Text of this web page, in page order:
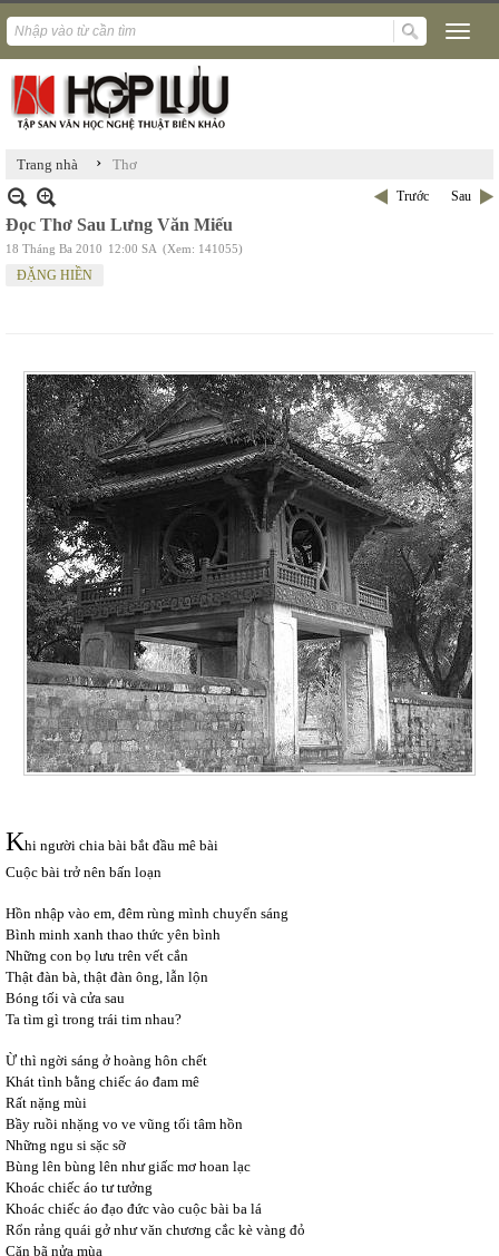
Trang nhà › Thơ
Trước Sau
Đọc Thơ Sau Lưng Văn Miếu
18 Tháng Ba 2010 12:00 SA (Xem: 141055)
ĐẶNG HIỀN
Khi người chia bài bắt đầu mê bài
Cuộc bài trở nên bấn loạn
Hồn nhập vào em, đêm rùng mình chuyển sáng
Bình minh xanh thao thức yên bình
Những con bọ lưu trên vết cắn
Thật đàn bà, thật đàn ông, lẫn lộn
Bóng tối và cửa sau
Ta tìm gì trong trái tim nhau?
Ừ thì ngời sáng ở hoàng hôn chết
Khát tình bằng chiếc áo đam mê
Rất nặng mùi
Bầy ruồi nhặng vo ve vũng tối tâm hồn
Những ngu si sặc sỡ
Bùng lên bùng lên như giấc mơ hoan lạc
Khoác chiếc áo tư tưởng
Khoác chiếc áo đạo đức vào cuộc bài ba lá
Rổn rảng quái gở như văn chương cắc kè vàng đỏ
Cặn bã nửa mùa